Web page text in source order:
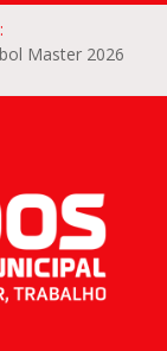
Master 2026